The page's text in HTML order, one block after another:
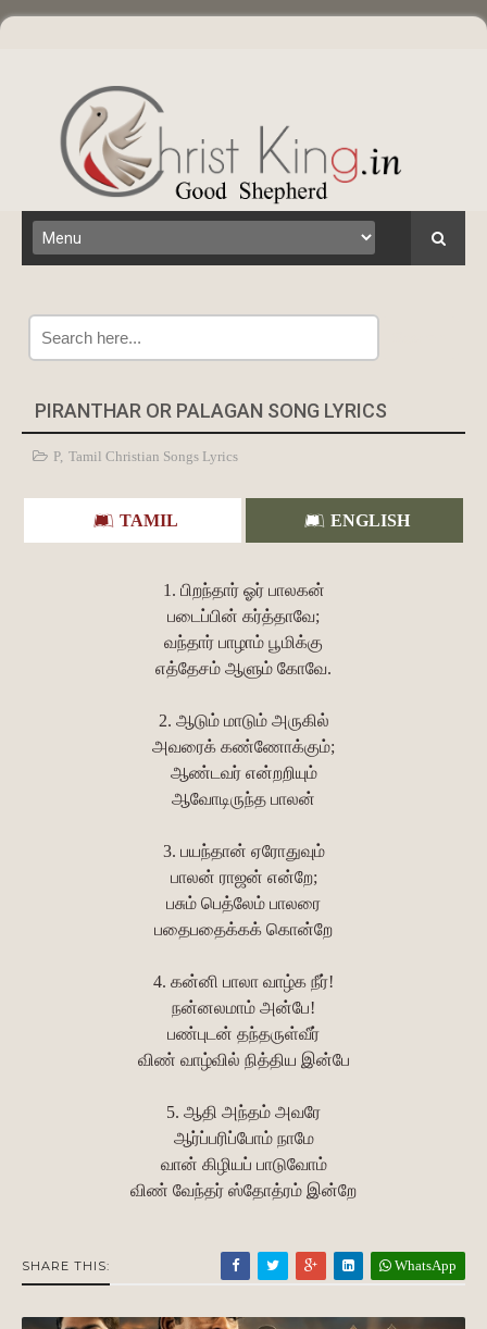
PIRANTHAR OR PALAGAN SONG LYRICS
P, Tamil Christian Songs Lyrics
TAMIL ENGLISH
1. பிறந்தார் ஓர் பாலகன்
படைப்பின் கர்த்தாவே;
வந்தார் பாழாம் பூமிக்கு
எத்தேசம் ஆளும் கோவே.
2. ஆடும் மாடும் அருகில்
அவரைக் கண்ணோக்கும்;
ஆண்டவர் என்றறியும்
ஆவோடிருந்த பாலன்
3. பயந்தான் ஏரோதுவும்
பாலன் ராஜன் என்றே;
பசும் பெத்லேம் பாலரை
பதைபதைக்கக் கொன்றே
4. கன்னி பாலா வாழ்க நீர்!
நன்னலமாம் அன்பே!
பண்புடன் தந்தருள்வீர்
விண் வாழ்வில் நித்திய இன்பே
5. ஆதி அந்தம் அவரே
ஆர்ப்பரிப்போம் நாமே
வான் கிழியப் பாடுவோம்
விண் வேந்தர் ஸ்தோத்ரம் இன்றே
SHARE THIS: WhatsApp